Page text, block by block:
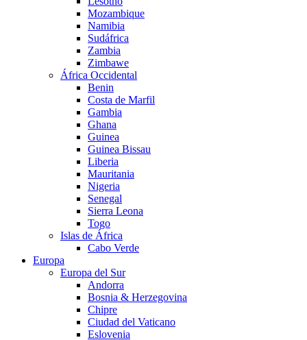
Mozambique
Namibia
Sudáfrica
Zambia
Zimbawe
África Occidental
Benin
Costa de Marfil
Gambia
Ghana
Guinea
Guinea Bissau
Liberia
Mauritania
Nigeria
Senegal
Sierra Leona
Togo
Islas de África
Cabo Verde
Europa
Europa del Sur
Andorra
Bosnia & Herzegovina
Chipre
Ciudad del Vaticano
Eslovenia